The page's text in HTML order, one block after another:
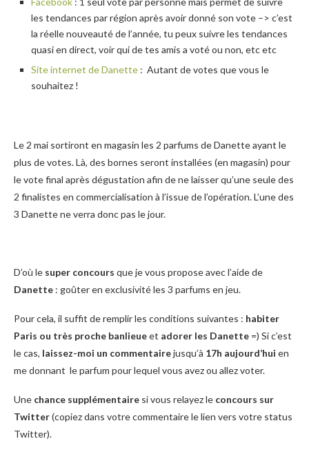
les tendances par région après avoir donné son vote –> c’est
la réelle nouveauté de l’année, tu peux suivre les tendances
quasi en direct, voir qui de tes amis a voté ou non, etc etc
Site internet de Danette : Autant de votes que vous le
souhaitez !
Le 2 mai sortiront en magasin les 2 parfums de Danette ayant le
plus de votes. Là, des bornes seront installées (en magasin) pour
le vote final après dégustation afin de ne laisser qu’une seule des
2 finalistes en commercialisation à l’issue de l’opération. L’une des
3 Danette ne verra donc pas le jour.
D’où le super concours que je vous propose avec l’aide de
Danette : goûter en exclusivité les 3 parfums en jeu.
Pour cela, il suffit de remplir les conditions suivantes : habiter
Paris ou très proche banlieueet adorer les Danette =) Si c’est
le cas, laissez-moi un commentairejusqu’à 17h aujourd’hui en
me donnant le parfum pour lequel vous avez ou allez voter.
Une chance supplémentaire si vous relayez le concours sur
Twitter(copiez dans votre commentaire le lien vers votre status
Twitter).